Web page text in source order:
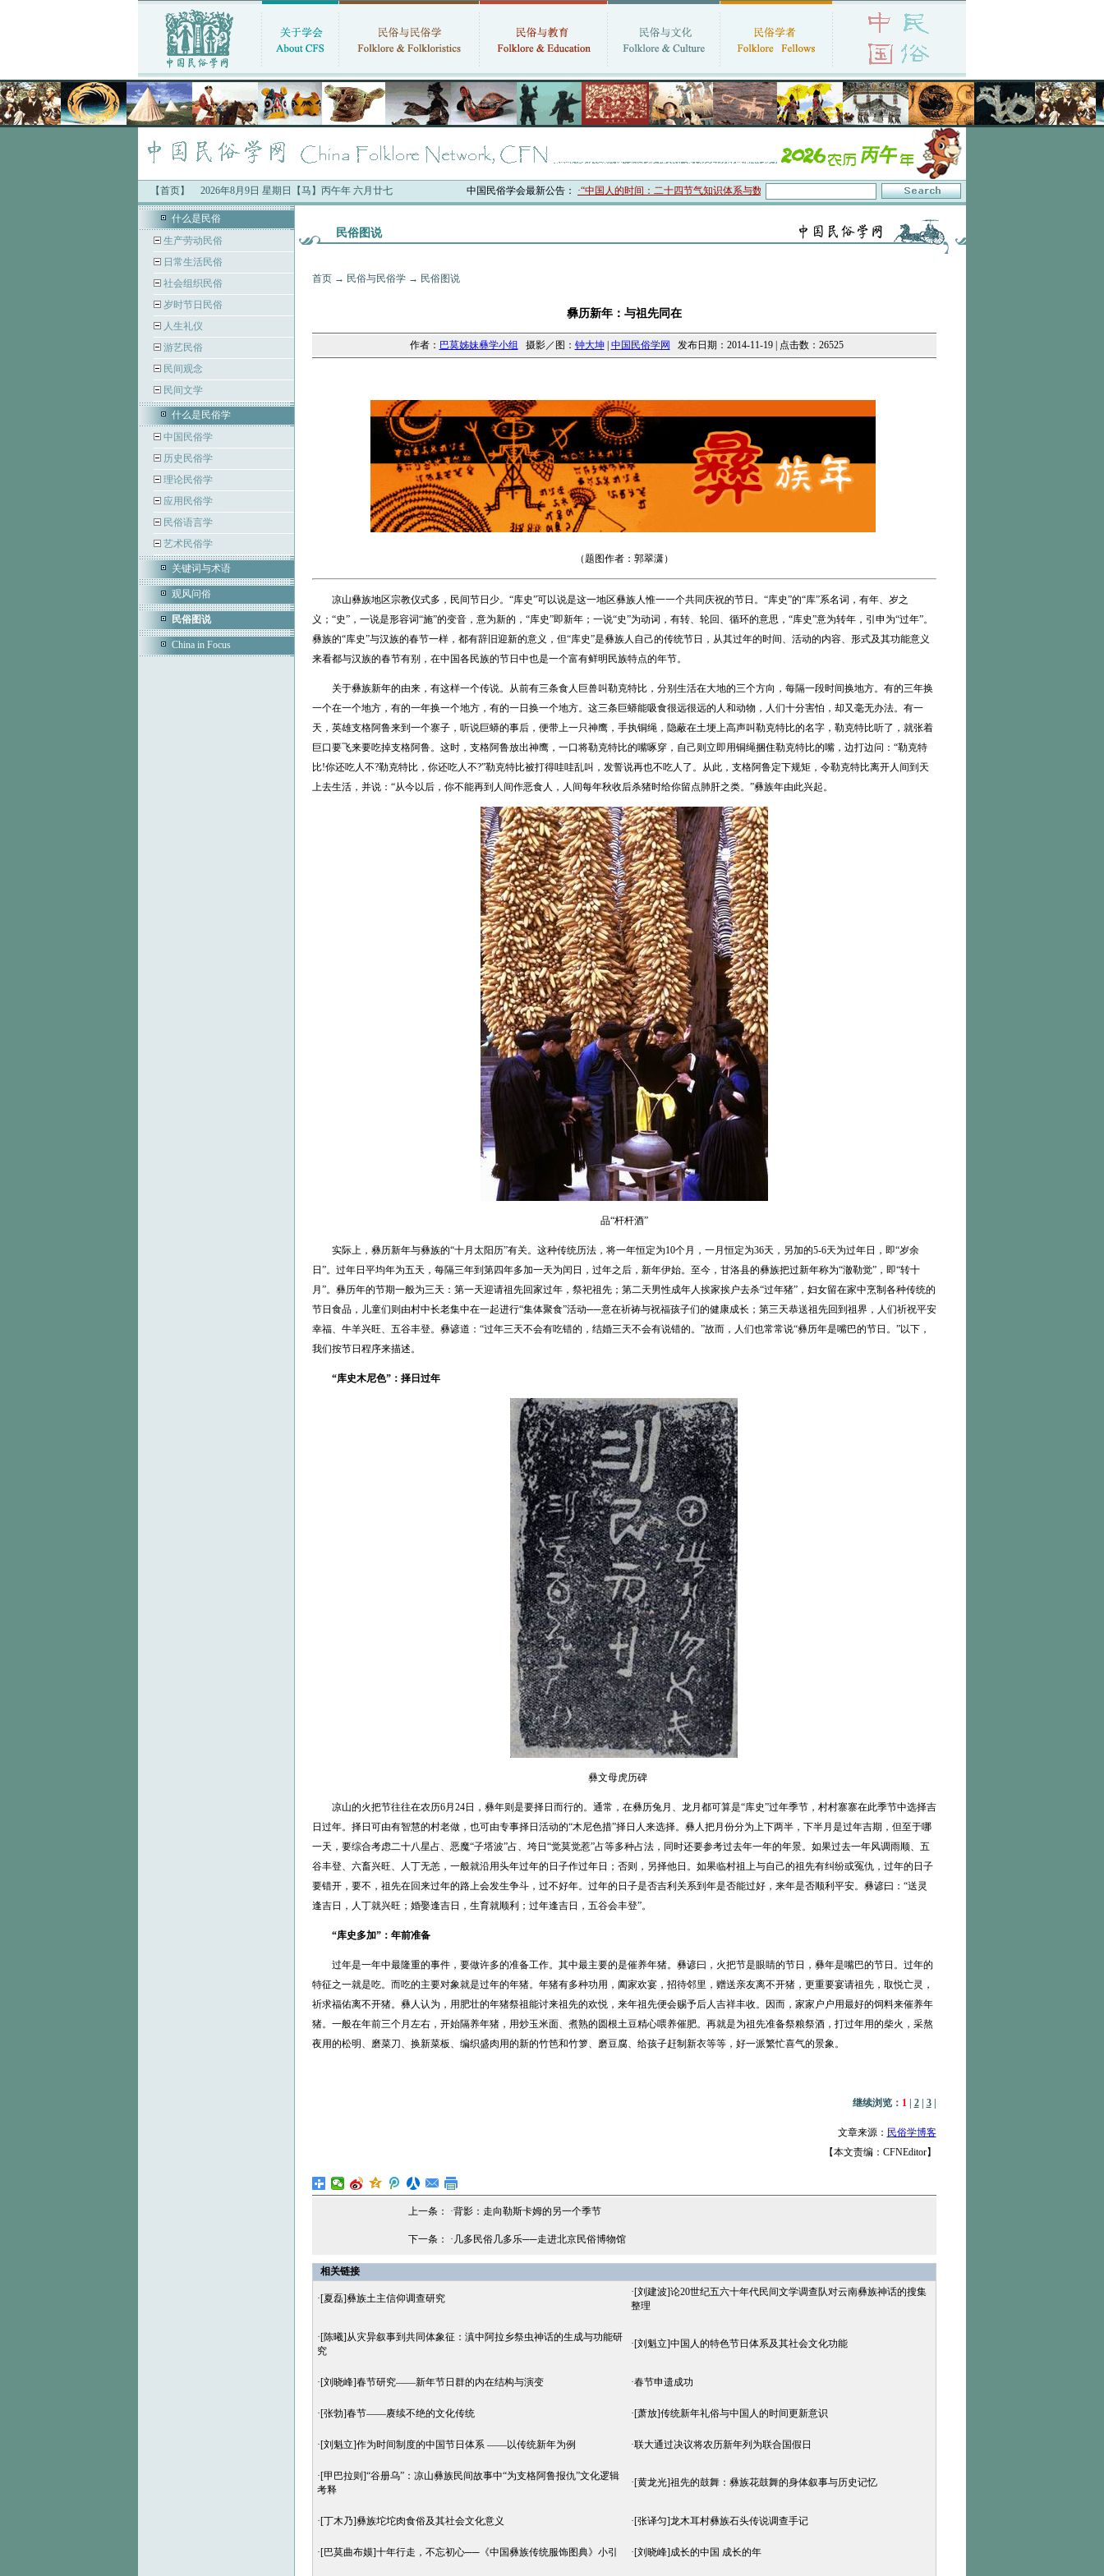
【首页】 2026年8月9日 星期日【马】丙午年 六月廿七 中国民俗学会最新公告：·“中国人的时间：二十四节气知识体系与数字叙事”研讨会在京召开 ·中国民俗学会第十一届代表大会暨2026年年会征文启事
什么是民俗
生产劳动民俗
日常生活民俗
社会组织民俗
岁时节日民俗
人生礼仪
游艺民俗
民间观念
民间文学
什么是民俗学
中国民俗学
历史民俗学
理论民俗学
应用民俗学
民俗语言学
艺术民俗学
关键词与术语
观风问俗
民俗图说
China in Focus
民俗图说
首页→ 民俗与民俗学→ 民俗图说
彝历新年：与祖先同在
作者： 巴莫姊妹彝学小组 摄影／图： 钟大坤| 中国民俗学网 发布日期：2014-11-19 | 点击数：26525
（题图作者：郭翠潇）
凉山彝族地区宗教仪式多，民间节日少。“库史”可以说是这一地区彝族人惟一一个共同庆祝的节日。“库史”的“库”系名词，有年、岁之
义；“史”，一说是形容词“施”的变音，意为新的，“库史”即新年；一说“史”为动词，有转、轮回、循环的意思，“库史”意为转年，引申为“过年”。
彝族的“库史”与汉族的春节一样，都有辞旧迎新的意义，但“库史”是彝族人自己的传统节日，从其过年的时间、活动的内容、形式及其功能意义
来看都与汉族的春节有别，在中国各民族的节日中也是一个富有鲜明民族特点的年节。
关于彝族新年的由来，有这样一个传说。从前有三条食人巨兽叫勒克特比，分别生活在大地的三个方向，每隔一段时间换地方。有的三年换
一个在一个地方，有的一年换一个地方，有的一日换一个地方。这三条巨蟒能吸食很远很远的人和动物，人们十分害怕，却又毫无办法。有一
天，英雄支格阿鲁来到一个寨子，听说巨蟒的事后，便带上一只神鹰，手执铜绳，隐蔽在土埂上高声叫勒克特比的名字，勒克特比听了，就张着
巨口要飞来要吃掉支格阿鲁。这时，支格阿鲁放出神鹰，一口将勒克特比的嘴啄穿，自己则立即用铜绳捆住勒克特比的嘴，边打边问：“勒克特
比!你还吃人不?勒克特比，你还吃人不?”勒克特比被打得哇哇乱叫，发誓说再也不吃人了。从此，支格阿鲁定下规矩，令勒克特比离开人间到天
上去生活，并说：“从今以后，你不能再到人间作恶食人，人间每年秋收后杀猪时给你留点肺肝之类。”彝族年由此兴起。
品“杆杆酒”
实际上，彝历新年与彝族的“十月太阳历”有关。这种传统历法，将一年恒定为10个月，一月恒定为36天，另加的5-6天为过年日，即“岁余
日”。过年日平均年为五天，每隔三年到第四年多加一天为闰日，过年之后，新年伊始。至今，甘洛县的彝族把过新年称为“澈勒觉”，即“转十
月”。彝历年的节期一般为三天：第一天迎请祖先回家过年，祭祀祖先；第二天男性成年人挨家挨户去杀“过年猪”，妇女留在家中烹制各种传统的
节日食品，儿童们则由村中长老集中在一起进行“集体聚食”活动──意在祈祷与祝福孩子们的健康成长；第三天恭送祖先回到祖界，人们祈祝平安
幸福、牛羊兴旺、五谷丰登。彝谚道：“过年三天不会有吃错的，结婚三天不会有说错的。”故而，人们也常常说“彝历年是嘴巴的节日。”以下，
我们按节日程序来描述。
“库史木尼色”：择日过年
彝文母虎历碑
凉山的火把节往往在农历6月24日，彝年则是要择日而行的。通常，在彝历兔月、龙月都可算是“库史”过年季节，村村寨寨在此季节中选择吉
日过年。择日可由有智慧的村老做，也可由专事择日活动的“木尼色措”择日人来选择。彝人把月份分为上下两半，下半月是过年吉期，但至于哪
一天，要综合考虑二十八星占、恶魔“子塔波”占、垮日“觉莫觉惹”占等多种占法，同时还要参考过去年一年的年景。如果过去一年风调雨顺、五
谷丰登、六畜兴旺、人丁无恙，一般就沿用头年过年的日子作过年日；否则，另择他日。如果临村祖上与自己的祖先有纠纷或冤仇，过年的日子
要错开，要不，祖先在回来过年的路上会发生争斗，过不好年。过年的日子是否吉利关系到年是否能过好，来年是否顺利平安。彝谚曰：“送灵
逢吉日，人丁就兴旺；婚娶逢吉日，生育就顺利；过年逢吉日，五谷会丰登”。
“库史多加”：年前准备
过年是一年中最隆重的事件，要做许多的准备工作。其中最主要的是催养年猪。彝谚曰，火把节是眼睛的节日，彝年是嘴巴的节日。过年的
特征之一就是吃。而吃的主要对象就是过年的年猪。年猪有多种功用，阖家欢宴，招待邻里，赠送亲友离不开猪，更重要宴请祖先，取悦亡灵，
祈求福佑离不开猪。彝人认为，用肥壮的年猪祭祖能讨来祖先的欢悦，来年祖先便会赐予后人吉祥丰收。因而，家家户户用最好的饲料来催养年
猪。一般在年前三个月左右，开始隔养年猪，用炒玉米面、煮熟的圆根土豆精心喂养催肥。再就是为祖先准备祭粮祭酒，打过年用的柴火，采熬
夜用的松明、磨菜刀、换新菜板、编织盛肉用的新的竹笆和竹箩、磨豆腐、给孩子赶制新衣等等，好一派繁忙喜气的景象。
继续浏览： 1| 2| 3|
文章来源： 民俗学博客
【本文责编：CFNEditor】
上一条： ·背影：走向勒斯卡姆的另一个季节
下一条： · 几多民俗几多乐──走进北京民俗博物馆
相关链接
·[夏磊]彝族土主信仰调查研究
·[刘建波]论20世纪五六十年代民间文学调查队对云南彝族神话的搜集
整理
·[陈曦]从灾异叙事到共同体象征：滇中阿拉乡祭虫神话的生成与功能研
究
·[刘魁立]中国人的特色节日体系及其社会文化功能
·[刘晓峰]春节研究——新年节日群的内在结构与演变 ·春节申遗成功
·[张勃]春节——赓续不绝的文化传统 ·[萧放]传统新年礼俗与中国人的时间更新意识
·[刘魁立]作为时间制度的中国节日体系 ——以传统新年为例 ·联大通过决议将农历新年列为联合国假日
·[甲巴拉则]“谷册乌”：凉山彝族民间故事中“为支格阿鲁报仇”文化逻辑
考释
·[黄龙光]祖先的鼓舞：彝族花鼓舞的身体叙事与历史记忆
·[丁木乃]彝族坨坨肉食俗及其社会文化意义 ·[张译匀]龙木耳村彝族石头传说调查手记
·[巴莫曲布嫫]十年行走，不忘初心──《中国彝族传统服饰图典》小引 ·[刘晓峰]成长的中国 成长的年